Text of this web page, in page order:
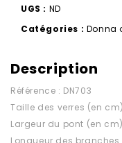
UGS : ND
Catégories : Donna
Description
Référence : DN703
Taille des verres (en
Largeur du pont (en
Longueur des branches